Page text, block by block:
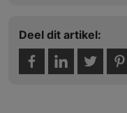
Deel dit artikel: